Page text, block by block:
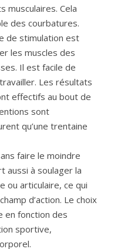
musculaires. Cela
des courbatures.
de stimulation est
les muscles des
Il est facile de
Les résultats
effectifs au bout de
sont
qu’une trentaine
faire le moindre
aussi à soulager la
ou articulaire, ce qui
d’action. Le choix
en fonction des
sportive,